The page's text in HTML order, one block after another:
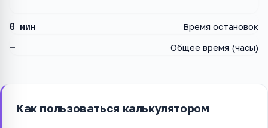
0 мин Время остановок
— Общее время (часы)
Как пользоваться калькулятором